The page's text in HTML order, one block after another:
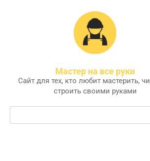
Мастер на все руки
Сайт для тех, кто любит мастерить,
строить своими руками
Поиск: